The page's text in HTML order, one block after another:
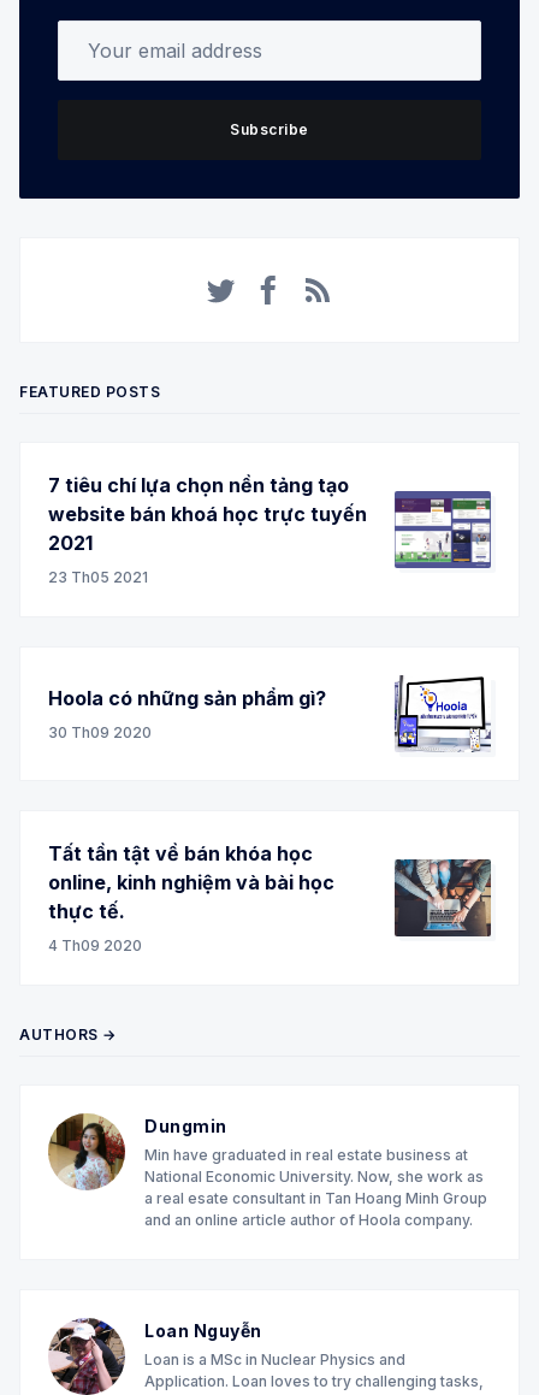
Subscribe
FEATURED POSTS
7 tiêu chí lựa chọn nền tảng tạo
website bán khoá học trực tuyến
2021
23 Th05 2021
Hoola có những sản phẩm gì?
30 Th09 2020
Tất tần tật về bán khóa học
online, kinh nghiệm và bài học
thực tế.
4 Th09 2020
AUTHORS →
Dungmin
Min have graduated in real estate business at
National Economic University. Now, she work as
a real esate consultant in Tan Hoang Minh Group
and an online article author of Hoola company.
Loan Nguyễn
Loan is a MSc in Nuclear Physics and
Application. Loan loves to try challenging tasks,